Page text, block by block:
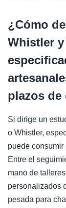
¿Cómo
Whistler
plazos de
Si dirige un
o Whistler,
puede consumir
Entre el
mano de
personalizados
pesada para